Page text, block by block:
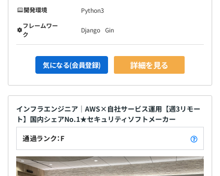
開発環境
Python3
フレームワー
ク
Django Gin
気になる(会員登録) 詳細を見る
インフラエンジニア｜AWS×自社サービス運用【週3リモー
ト】国内シェアNo.1★セキュリティソフトメーカー
通過ランク：F